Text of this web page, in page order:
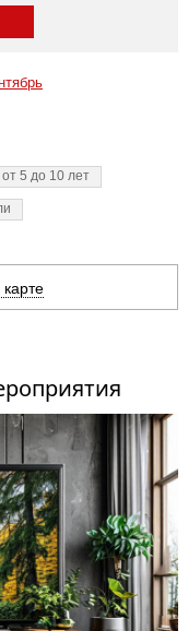
от 5 до 10 лет